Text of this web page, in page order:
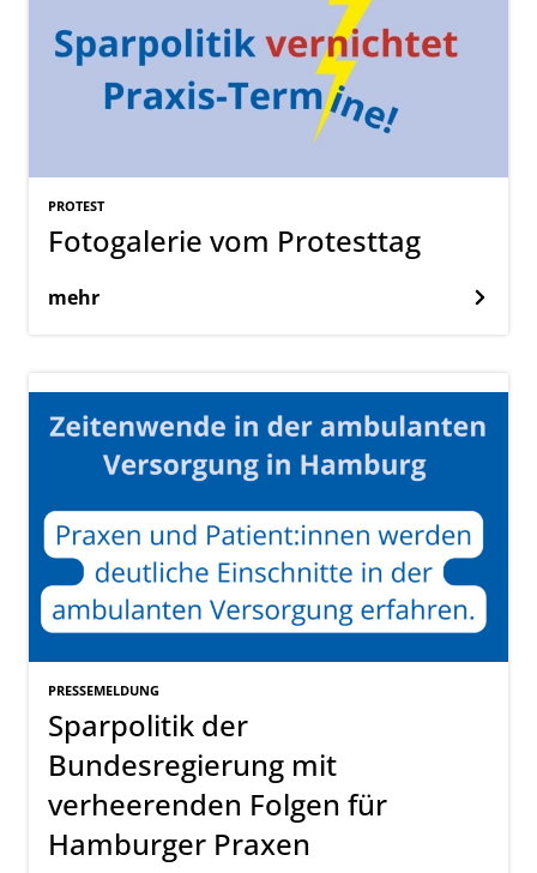
PROTEST
Fotogalerie vom Protesttag
mehr
PRESSEMELDUNG
Sparpolitik der
Bundesregierung mit
verheerenden Folgen für
Hamburger Praxen